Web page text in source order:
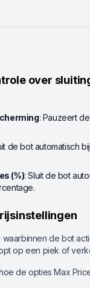
over
: Pauzeert
de bot automatisch
(%): Sluit de bot
de bot
op een piek of
de opties Max